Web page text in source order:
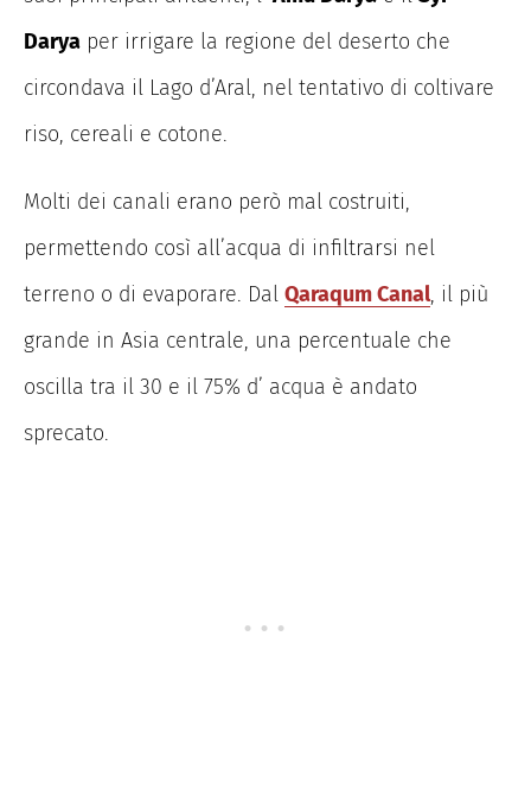
Darya per irrigare la regione del deserto che
circondava il Lago d’Aral, nel tentativo di coltivare
riso, cereali e cotone.
Molti dei canali erano però mal costruiti,
permettendo così all’acqua di infiltrarsi nel
terreno o di evaporare. Dal Qaraqum Canal, il più
grande in Asia centrale, una percentuale che
oscilla tra il 30 e il 75% d’ acqua è andato
sprecato.